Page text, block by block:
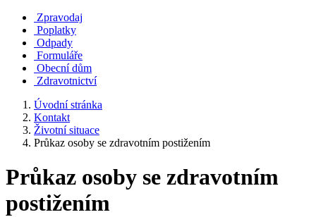
Zpravodaj
Poplatky
Odpady
Formuláře
Obecní dům
Zdravotnictví
Úvodní stránka
Kontakt
Životní situace
Průkaz osoby se zdravotním postižením
Průkaz osoby se zdravotním
postižením